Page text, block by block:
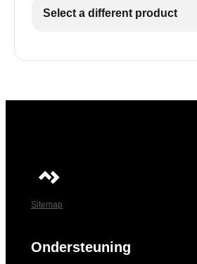
Select a different product
Sitemap
Ondersteuning